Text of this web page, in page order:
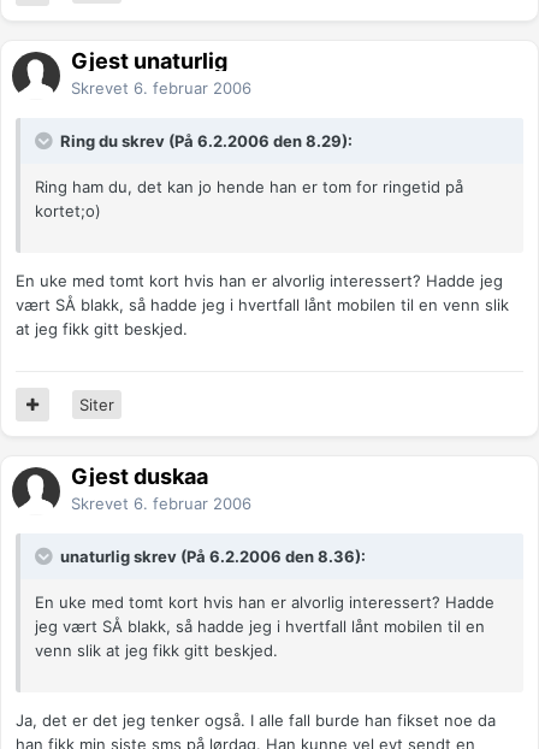
Gjest unaturlig
Skrevet 6. februar 2006
Ring du skrev (På 6.2.2006 den 8.29):
Ring ham du, det kan jo hende han er tom for ringetid på
kortet;o)
En uke med tomt kort hvis han er alvorlig interessert? Hadde jeg
vært SÅ blakk, så hadde jeg i hvertfall lånt mobilen til en venn slik
at jeg fikk gitt beskjed.
Siter
Gjest duskaa
Skrevet 6. februar 2006
unaturlig skrev (På 6.2.2006 den 8.36):
En uke med tomt kort hvis han er alvorlig interessert? Hadde
jeg vært SÅ blakk, så hadde jeg i hvertfall lånt mobilen til en
venn slik at jeg fikk gitt beskjed.
Ja, det er det jeg tenker også. I alle fall burde han fikset noe da
han fikk min siste sms på lørdag. Han kunne vel evt sendt en